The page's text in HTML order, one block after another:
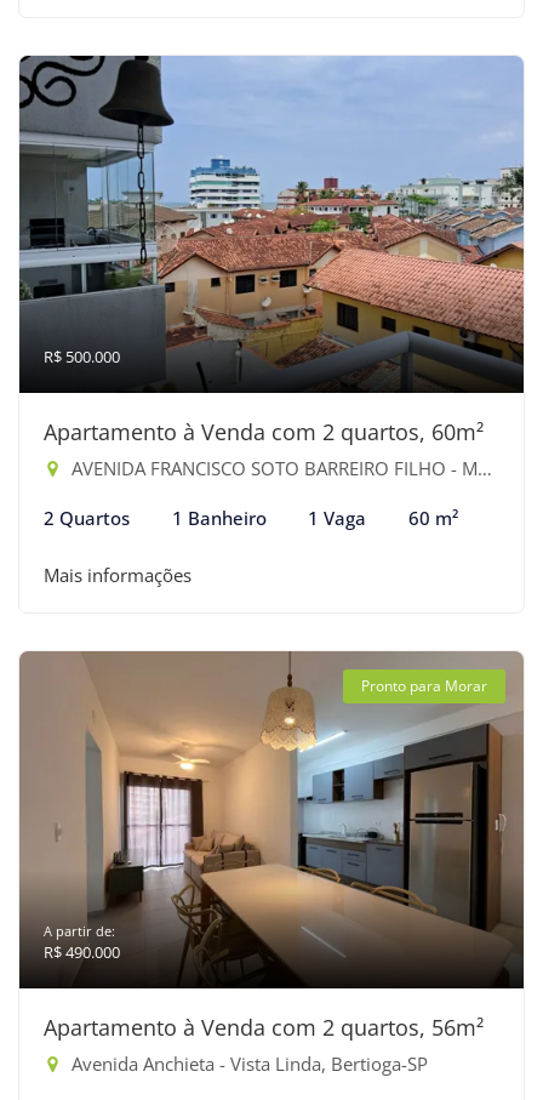
R$ 500.000
Apartamento à Venda com 2 quartos, 60m²
AVENIDA FRANCISCO SOTO BARREIRO FILHO - Maitinga, Bertioga-SP
2 Quartos 1 Banheiro 1 Vaga 60 m²
Mais informações
Pronto para Morar
A partir de:
R$ 490.000
Apartamento à Venda com 2 quartos, 56m²
Avenida Anchieta - Vista Linda, Bertioga-SP